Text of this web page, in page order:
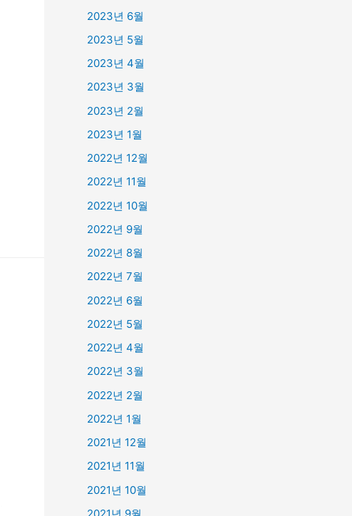
2023년 6월
2023년 5월
2023년 4월
2023년 3월
2023년 2월
2023년 1월
2022년 12월
2022년 11월
2022년 10월
2022년 9월
2022년 8월
2022년 7월
2022년 6월
2022년 5월
2022년 4월
2022년 3월
2022년 2월
2022년 1월
2021년 12월
2021년 11월
2021년 10월